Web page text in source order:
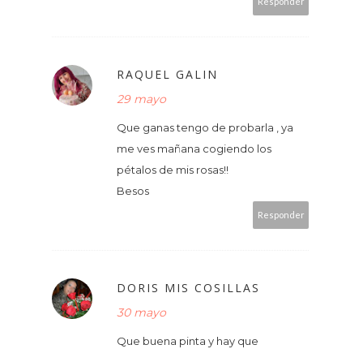
RAQUEL GALIN
29 mayo
Que ganas tengo de probarla , ya
me ves mañana cogiendo los
pétalos de mis rosas!!
Besos
Responder
DORIS MIS COSILLAS
30 mayo
Que buena pinta y hay que